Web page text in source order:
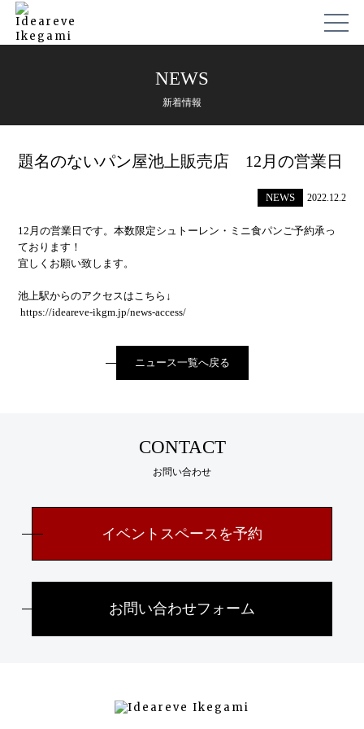
NEWS
新着情報
題名のないパン屋池上販売店 12月の営業日
NEWS 2022.12.2
12月の営業日です。本数限定シュトーレン・ミニ食パンご予約承っ
ております！
宜しくお願い致します。
池上駅からのアクセスはこちら↓
https://ideareve-ikgm.jp/news-access/
ニュース一覧へ戻る
CONTACT
お問い合わせ
イベントスペースを予約
お問い合わせフォーム